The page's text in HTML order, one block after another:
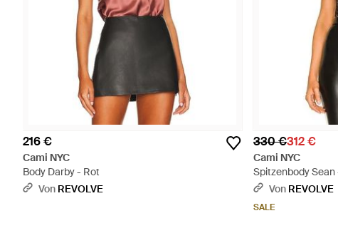
216 €
Cami NYC
Body Darby - Rot
Von REVOLVE
330 €312 €
Cami NYC
Spitzenbody
Von REVOLVE
SALE